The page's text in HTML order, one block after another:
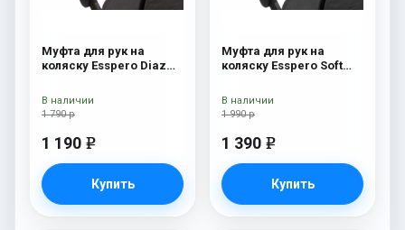
Муфта для рук на
коляску Esspero Diaz
Grey
1 790 р
1 190 e
Купить
В наличии
Муфта для рук на
коляску Esspero Soft
1 990 р
1 390 e
Купить
В наличии